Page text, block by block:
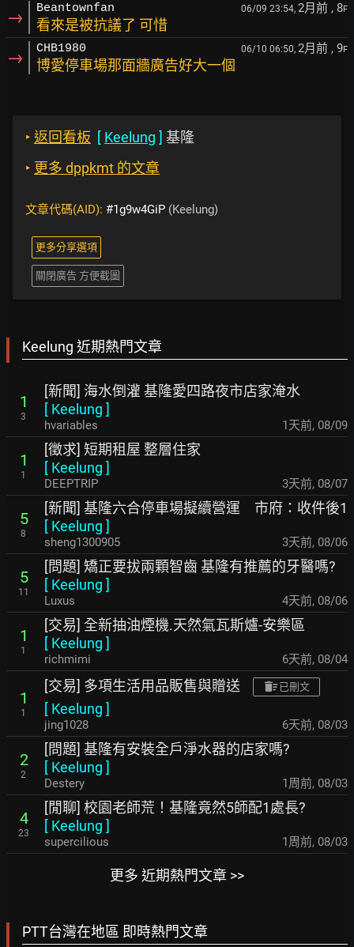
→ Beantownfan 06/09 23:54, 2月前 , 8F
看來是被抗議了 可惜
→ CHB1980 06/10 06:50, 2月前 , 9F
博愛停車場那面牆廣告好大一個
‣ 返回看板 [ Keelung ] 基隆
‣ 更多 dppkmt 的文章
文章代碼(AID): #1g9w4GiP (Keelung)
更多分享選項
關閉廣告 方便截圖
Keelung 近期熱門文章
1
3
[新聞] 海水倒灌 基隆愛四路夜市店家淹水
[ Keelung ]
hvariables 1天前, 08/09
1
1
[徵求] 短期租屋 整層住家
[ Keelung ]
DEEPTRIP 3天前, 08/07
5
8
[新聞] 基隆六合停車場擬續營運 市府：收件後1
[ Keelung ]
sheng1300905 3天前, 08/06
5
11
[問題] 矯正要拔兩顆智齒 基隆有推薦的牙醫嗎?
[ Keelung ]
Luxus 4天前, 08/06
1
1
[交易] 全新抽油煙機.天然氣瓦斯爐-安樂區
[ Keelung ]
richmimi 6天前, 08/04
1
1
[交易] 多項生活用品販售與贈送 已刪文
[ Keelung ]
jing1028 6天前, 08/03
2
2
[問題] 基隆有安裝全戶淨水器的店家嗎?
[ Keelung ]
Destery 1周前, 08/03
4
23
[閒聊] 校園老師荒！基隆竟然5師配1處長?
[ Keelung ]
supercilious 1周前, 08/03
更多 近期熱門文章 >>
PTT台灣在地區 即時熱門文章